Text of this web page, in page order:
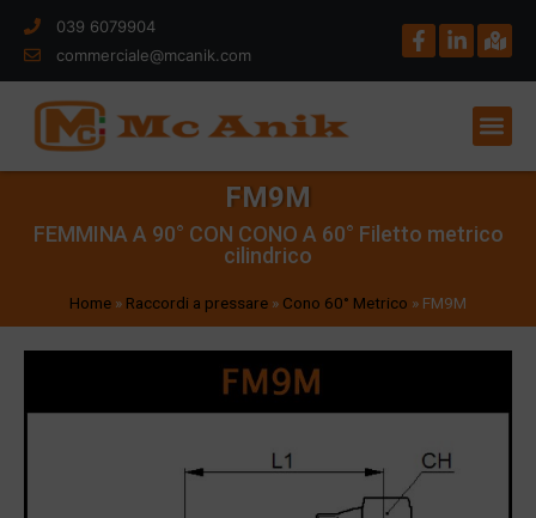
039 6079904
commerciale@mcanik.com
FM9M
FEMMINA A 90° CON CONO A 60° Filetto metrico
cilindrico
Home » Raccordi a pressare » Cono 60° Metrico » FM9M